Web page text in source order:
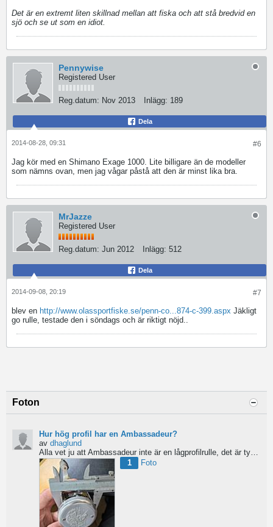
Det är en extremt liten skillnad mellan att fiska och att stå bredvid en
sjö och se ut som en idiot.
Pennywise
Registered User
Reg.datum: Nov 2013 Inlägg: 189
Dela
#6
2014-08-28, 09:31
Jag kör med en Shimano Exage 1000. Lite billigare än de modeller
som nämns ovan, men jag vågar påstå att den är minst lika bra.
MrJazze
Registered User
Reg.datum: Jun 2012 Inlägg: 512
Dela
#7
2014-09-08, 20:19
blev en http://www.olassportfiske.se/penn-co...874-c-399.aspx Jäkligt
go rulle, testade den i söndags och är riktigt nöjd..
Foton
Hur hög profil har en Ambassadeur?
av dhaglund
Alla vet ju att Ambassadeur inte är en lågprofilrulle, det är tydligt. Men hur hög profil har de egentligen?...
1
Foto